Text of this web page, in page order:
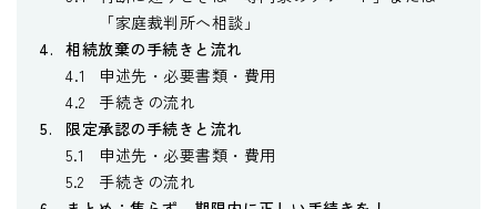
「家庭裁判所へ相談」
相続放棄の手続きと流れ
申述先・必要書類・費用
手続きの流れ
限定承認の手続きと流れ
申述先・必要書類・費用
手続きの流れ